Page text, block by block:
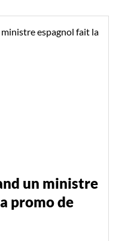
un ministre
promo de